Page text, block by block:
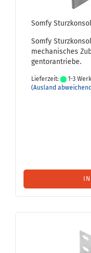
Somfy
Somfy
me­cha­ni­sches
gen­tor­an­trie­be.
Lieferzeit:
1-3
(Ausland
IN